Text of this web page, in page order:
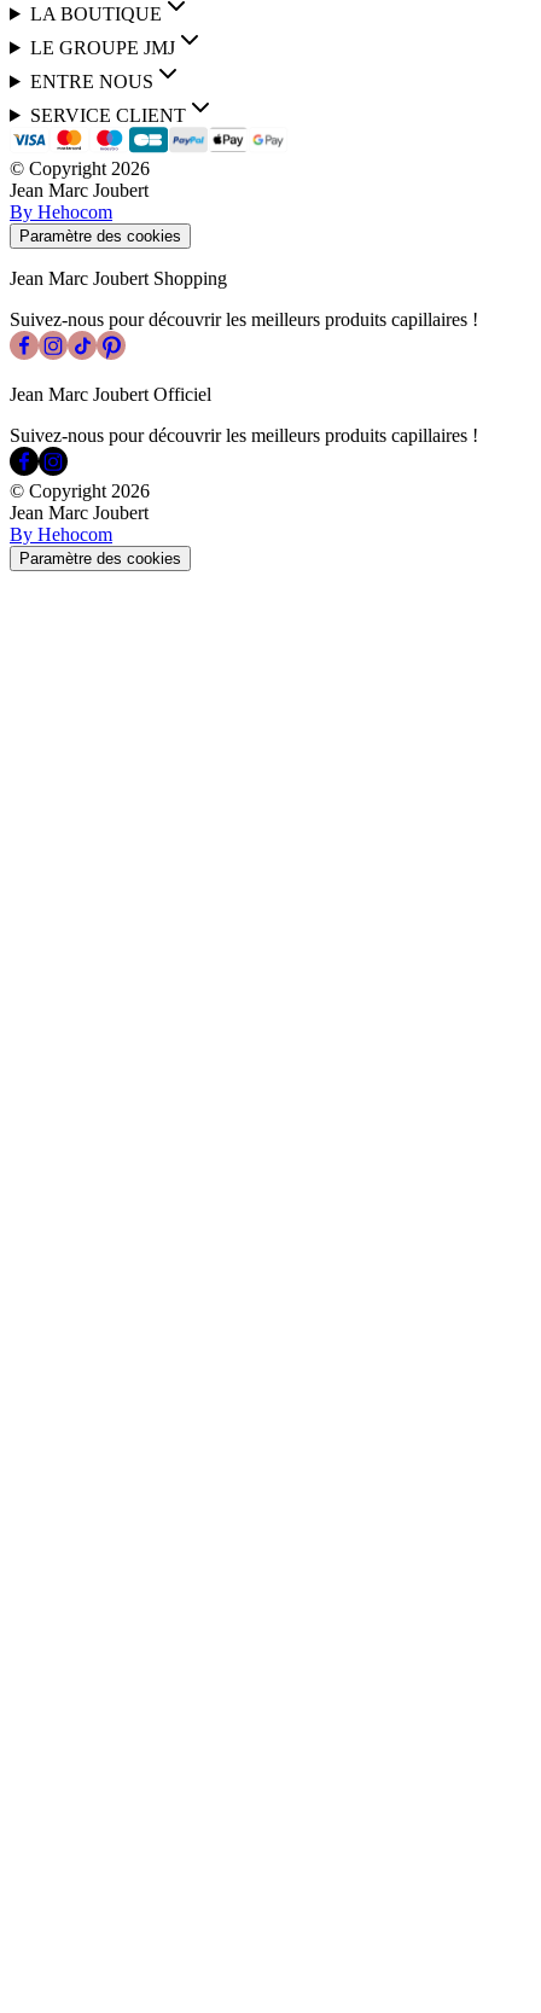
LA BOUTIQUE
LE GROUPE JMJ
ENTRE NOUS
SERVICE CLIENT
© Copyright 2026
Jean Marc Joubert
By Hehocom
Paramètre des cookies
Jean Marc Joubert Shopping
Suivez-nous pour découvrir les meilleurs produits capillaires !
Jean Marc Joubert Officiel
Suivez-nous pour découvrir les meilleurs produits capillaires !
© Copyright 2026
Jean Marc Joubert
By Hehocom
Paramètre des cookies